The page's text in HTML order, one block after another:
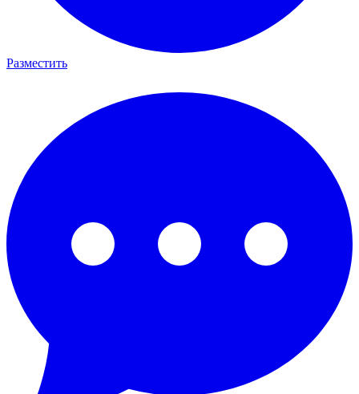
Разместить